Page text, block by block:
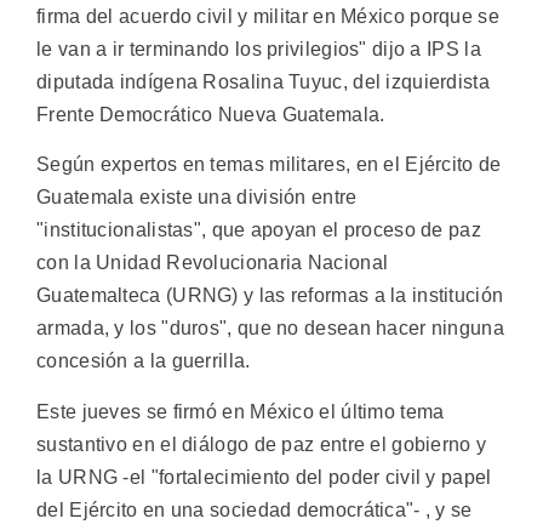
firma del acuerdo civil y militar en México porque se
le van a ir terminando los privilegios" dijo a IPS la
diputada indígena Rosalina Tuyuc, del izquierdista
Frente Democrático Nueva Guatemala.
Según expertos en temas militares, en el Ejército de
Guatemala existe una división entre
"institucionalistas", que apoyan el proceso de paz
con la Unidad Revolucionaria Nacional
Guatemalteca (URNG) y las reformas a la institución
armada, y los "duros", que no desean hacer ninguna
concesión a la guerrilla.
Este jueves se firmó en México el último tema
sustantivo en el diálogo de paz entre el gobierno y
la URNG -el "fortalecimiento del poder civil y papel
del Ejército en una sociedad democrática"- , y se